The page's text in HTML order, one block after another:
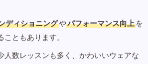
ディショニングやパフォーマンス向上 を
ともあります。
人数レッスンも多く、かわいいウェアな